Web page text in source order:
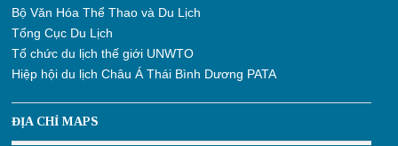
Bộ Văn Hóa Thể Thao và Du Lịch
Tổng Cục Du Lịch
Tổ chức du lịch thế giới UNWTO
Hiệp hội du lịch Châu Á Thái Bình Dương PATA
ĐỊA CHỈ MAPS